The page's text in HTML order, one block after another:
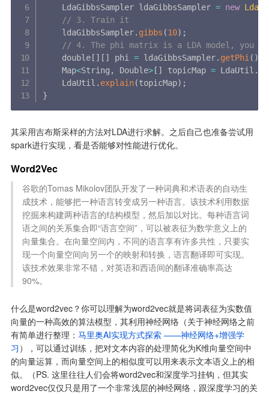
    LdaGibbsSampler ldaGibbsSampler
= new
// 3. Train it
    ldaGibbsSampler
. gibbs (10) ;
// 4. The phi matrix is a LDA model, you
    double
[ ] [ ] phi = ldaGibbsSampler. getPhi ( )
    Map
<String , Double> [ ] topicMap = LdaUtil .
    LdaUtil
. explain(topicMap) ;
}
其采用吉布斯采样的方法对LDA进行求解。之后自己也准备尝试用
spark进行实现，看是否能够对性能进行优化。
Word2Vec
谷歌的Tomas Mikolov团队开发了一种词典和术语表的自动生
成技术，能够把一种语言转变成另一种语言。该技术利用数据
挖掘来构建两种语言的结构模型，然后加以对比。每种语言词
语之间的关系集合即“语言空间”，可以被表征为数学意义上的
向量集合。在向量空间内，不同的语言享有许多共性，只要实
现一个向量空间向另一个的映射和转换，语言翻译即可实现。
该技术效果非常不错，对英语和西语间的翻译准确率高达
90%。
什么是word2vec？你可以理解为word2vec就是将词表征为实数值
向量的一种高效的算法模型，其利用神经网络（关于神经网络之前
有简单进行整理： 马里奥AI实现方式探索 ——神经网络+增强学
习 ），可以通过训练，把对文本内容的处理简化为K维向量空间中
的向量运算，而向量空间上的相似度可以用来表示文本语义上的相
似。（PS. 这里往往人们会将word2vec和深度学习挂钩，但其实
word2vec仅仅只是用了一个非常浅层的神经网络，跟深度学习的关